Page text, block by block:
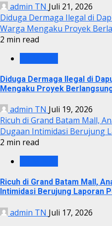
admin TN Juli 21, 2026
Diduga Dermaga Ilegal di
Warga Mengaku Proyek
2 min read
Diduga Dermaga Ilegal di
Mengaku Proyek
admin TN Juli 19, 2026
Ricuh di Grand Batam Mall,
Dugaan Intimidasi Berujung
2 min read
Ricuh di Grand Batam Mall,
Intimidasi Berujung Laporan
admin TN Juli 17, 2026